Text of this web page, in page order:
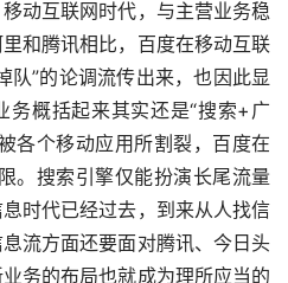
动互联网时代，与主营业务稳
和腾讯相比，百度在移动互联
队”的论调流传出来，也因此显
务概括起来其实还是“搜索+广
各个移动应用所割裂，百度在
。搜索引擎仅能扮演长尾流量
时代已经过去，到来从人找信
流方面还要面对腾讯、今日头
务的布局也就成为理所应当的